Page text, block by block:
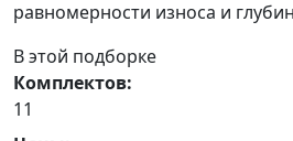
равномерности износа и
В этой подборке
Комплектов:
11